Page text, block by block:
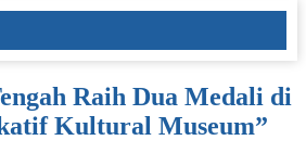
Raih Dua Medali di
Kultural Museum”